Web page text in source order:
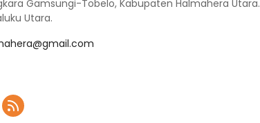
Gamsungi-Tobelo, Kabupaten Halmahera Utara.
Utara.